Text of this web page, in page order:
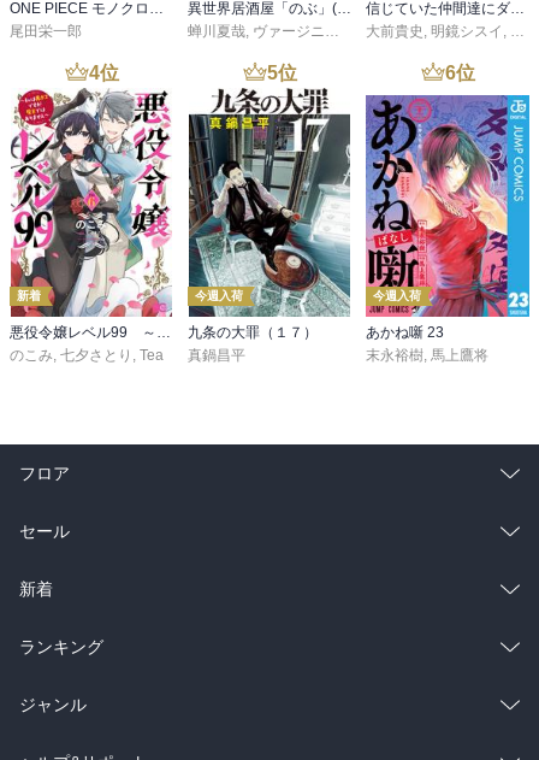
ONE PIECE モノクロ版 115
尾田栄一郎
異世界居酒屋「のぶ」(22)
蝉川夏哉, ヴァージニア二等兵 ,転
信じていた仲間達にダンジョン奥地で殺されかけたがギフト『無限ガチャ』でレベル９９９９の仲間達を手に入れて元パーティーメンバーと世界に復讐＆『ざまぁ！』します！（２３）
大前貴史 , 明鏡シスイ , ｔ
4位
新着
悪役令嬢レベル99 ～私は裏ボスですが魔王ではありません～ その６
のこみ, 七夕さとり , Tea
5位
今週入荷
九条の大罪（１７）
真鍋昌平
6位
今週入荷
あかね噺 23
末永裕樹, 馬上鷹将
フロア
総合
ラノベ
雑誌・グラビア
BL・TL
セール
総合
ラノベ
雑誌・グラビア
BL・TL
新着
総合
ラノベ
雑誌・グラビア
ランキング
総合
ジャンル